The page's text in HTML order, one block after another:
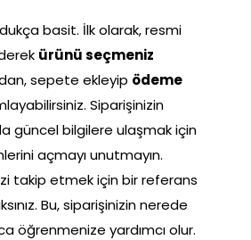
basit. İlk olarak, resmi
ürünü seçmeniz
sepete ekleyip ödeme
Siparişinizin
güncel bilgilere ulaşmak için
açmayı unutmayın.
takip etmek için bir referans
Bu, siparişinizin nerede
öğrenmenize yardımcı olur.